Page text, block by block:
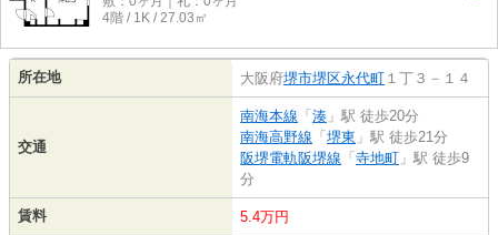
4階 / 1K / 27.03㎡
所在地 大阪府堺市堺区永代町 １丁３－１４
交通
南海本線 「 湊 」駅 徒歩20分
南海高野線 「 堺東 」駅 徒歩21分
阪堺電軌阪堺線 「 寺地町 」駅 徒歩9
分
賃料 5.4万円